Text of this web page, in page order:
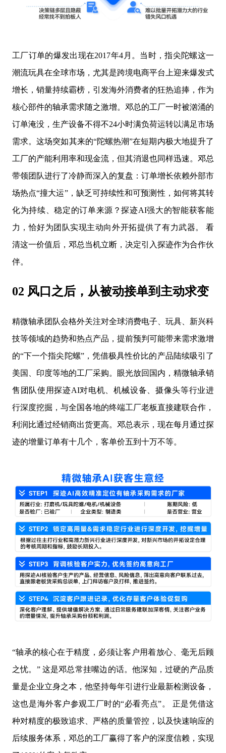
工厂订单的爆发出现在2017年4月。当时，指尖陀螺这一
潮流玩具在全球市场，尤其是跨境电商平台上迎来爆发式
增长，销量持续霸榜，引发海外消费者的狂热追捧，作为
核心部件的轴承需求随之激增。邓总的工厂一时被汹涌的
订单淹没，生产设备不得不24小时满负荷运转以满足市场
需求。这场突如其来的“陀螺热潮”在短期内极大地提升了
工厂的产能利用率和现金流，但其消退也同样迅速。邓总
带领团队进行了冷静而深入的复盘：订单增长依赖外部市
场热点“撞大运”，缺乏可持续性和可预测性，如何将其转
化为持续、稳定的订单来源？探迹AI强大的智能获客能
力，恰好为团队实现主动向外开拓提供了有力武器。 看
清这一价值后，邓总当机立断，决定引入探迹作为合作伙
伴。
02 风口之后，从被动接单到主动求变
精微轴承团队会格外关注对全球消费电子、玩具、新兴科
技等领域的趋势和热点产品，提前预判可能带来需求激增
的“下一个指尖陀螺”，凭借极具性价比的产品陆续吸引了
美国、印度等地的工厂采购。眼光放回国内，精微轴承销
售团队使用探迹AI对电机、机械设备、摄像头等行业进
行深度挖掘，与全国各地的终端工厂老板直接建联合作，
利润比通过经销商出货更高。邓总表示，现在每月通过探
迹的增量订单有十几个，客单价五到十万不等。
“轴承的核心在于精度，必须让客户用着放心、毫无后顾
之忧。” 这是邓总常挂嘴边的话。他深知，过硬的产品质
量是企业立身之本，他坚持每年引进行业最新检测设备，
这也是海外客户参观工厂时的“必看亮点”。 正是凭借这
种对精度的极致追求、严格的质量管控，以及快速响应的
后续服务体系，邓总的工厂赢得了客户的深度信赖，实现